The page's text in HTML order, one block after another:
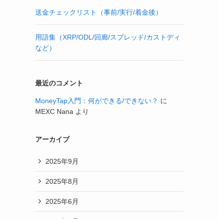
送金チェックリスト（事前/実行/着金後）
用語集（XRP/ODL/回廊/スプレッド/カストディ
など）
最近のコメント
MoneyTap入門：何ができる/できない？ に
MEXC Nana より
アーカイブ
2025年9月
2025年8月
2025年6月